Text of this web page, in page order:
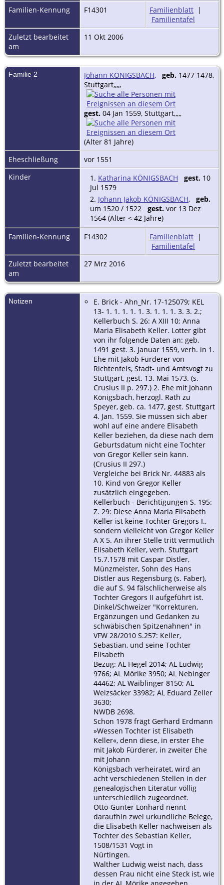
Familien-Kennung F14301 Familienblatt |
Familientafel
Zuletzt bearbeitet
am
11 Okt 2006
Familie 2 Johann KÖNIGSBACH, geb. 1477 1478,
Stuttgart,,,,,
gest. 04 Jan 1559, Stuttgart,,,,,
(Alter 81 Jahre)
Eheschließung
vor 1551
Kinder
1. Katharina KÖNIGSBACH gest. 10
Jul 1579
2. Johann Jakob KÖNIGSBACH, geb.
um 1520 / 1522 gest. vor 13 Dez
1564 (Alter < 42 Jahre)
Familien-Kennung
F14302 Familienblatt |
Familientafel
Zuletzt bearbeitet
am
27 Mrz 2016
Notizen
E. Brick - Ahn_Nr. 17-125079; KEL
13- 1. 1. 1. 1. 1. 3. 1. 1. 1. 3. 3. 2.;
Kellerbuch S. 26: A XIII 10; Anna
Maria Elisabeth Keller. Lotter gibt
von ihr folgende Daten an: geb.
1491 gest. 3. Januar 1559, verh. in 1.
Ehe mit Jakob Fürderer von
Richtenfels, Stadt- und Amtsvogt zu
Stuttgart, gest. 13. Mai 1573. (s.
Crusius II p. 297.) 2. Ehe mit Johann
Königsbach, herzogl. Rath zu
Speyer, geb. ca. 1477, gest. Stuttgart
4. Jan. 1559. Sie müssen sich aber
wohl auf eine andere Elisabeth
Keller beziehen, da diese nach dem
Geburtsdatum nicht eine Tochter
von Gregor Keller sein kann.
(Crusius II 297.)
Vergleiche bei Brick Nr. 44883 als
10. Kind von Gregor Keller
zusätzlich eingegeben.
Kellerbuch - Berichtigungen S. 195:
Z. 29: Diese Anna Maria Elisabeth
Keller ist keine Tochter Gregors I.,
sondern vielleicht von Gregor Keller
A X 5. An ihrer Stelle tritt vermutlich
Elisabeth Keller, verh. Stuttgart
15.7.1578 mit Caspar Distler,
Münzmeister, Sohn des Hans
Distler aus Regensburg (s. Faber),
die auf S. 94 fälschlicherweise als
Tochter Gregors II aufgeführt ist.
Dinkel/Schweizer "Korrekturen,
Ergänzungen und Gedanken zu
schwäbischen Spitzenahnen" in
VFW 28/2010 S.257: Keller,
Sebastian, und seine Tochter
Elisabeth
Bezug: AL Hegel 2014; AL Ludwig
9766; AL Mörike 3950; AL Nebinger
44462; AL Waiblinger 8150; AL
Weizsäcker 33982; AL Eduard Zeller
3630;
NWDB 2698.
Schon 1978 frägt Gerhard Erdmann
»Wessen Tochter ist Elisabeth
Keller«, denn diese, in erster Ehe
mit Jakob Fürderer, in zweiter Ehe
mit Johann
Königsbach verheiratet, wird an
acht verschiedenen Stellen in der
genealogischen Literatur völlig
unterschiedlich zugeordnet.
Otto-Günter Lonhard nennt
daraufhin zwei urkundliche Belege,
die Elisabeth Keller nachweisen als
Tochter des Sebastian Keller,
1508/1531 Vogt in
Nürtingen.
Walther Ludwig weist nach, dass
dessen Frau nicht eine Steck ist, wie
in der AL Mörike angegeben,